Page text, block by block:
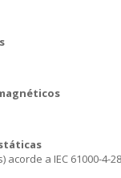
a IEC 61000-